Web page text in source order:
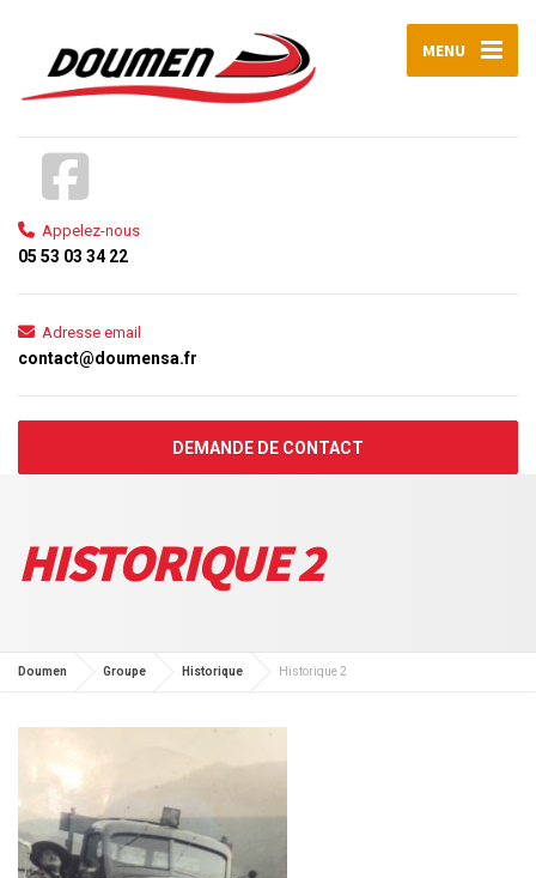
MENU
Appelez-nous
05 53 03 34 22
Adresse email
contact@doumensa.fr
DEMANDE DE CONTACT
HISTORIQUE 2
Doumen Groupe Historique Historique 2